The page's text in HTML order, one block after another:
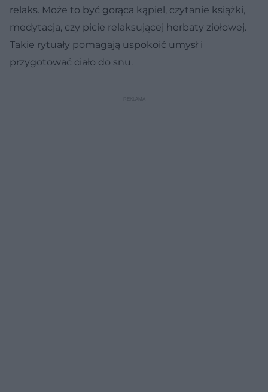
relaks. Może to być gorąca kąpiel, czytanie książki,
medytacja, czy picie relaksującej herbaty ziołowej.
Takie rytuały pomagają uspokoić umysł i
przygotować ciało do snu.